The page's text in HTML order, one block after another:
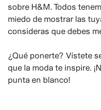
sobre H&M. Todos
miedo de mostrar las
consideras que debes
¿Qué ponerte? Vístete
que la moda te inspire.
punta en blanco!